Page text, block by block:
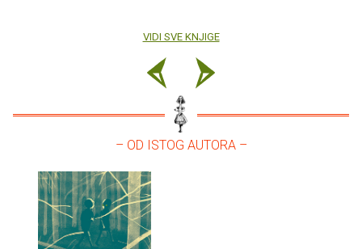
VIDI SVE KNJIGE
– OD ISTOG AUTORA –